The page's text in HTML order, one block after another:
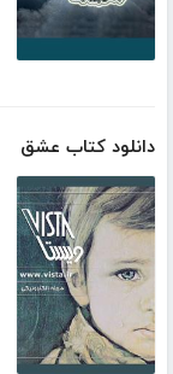
دانلود کتاب عشق